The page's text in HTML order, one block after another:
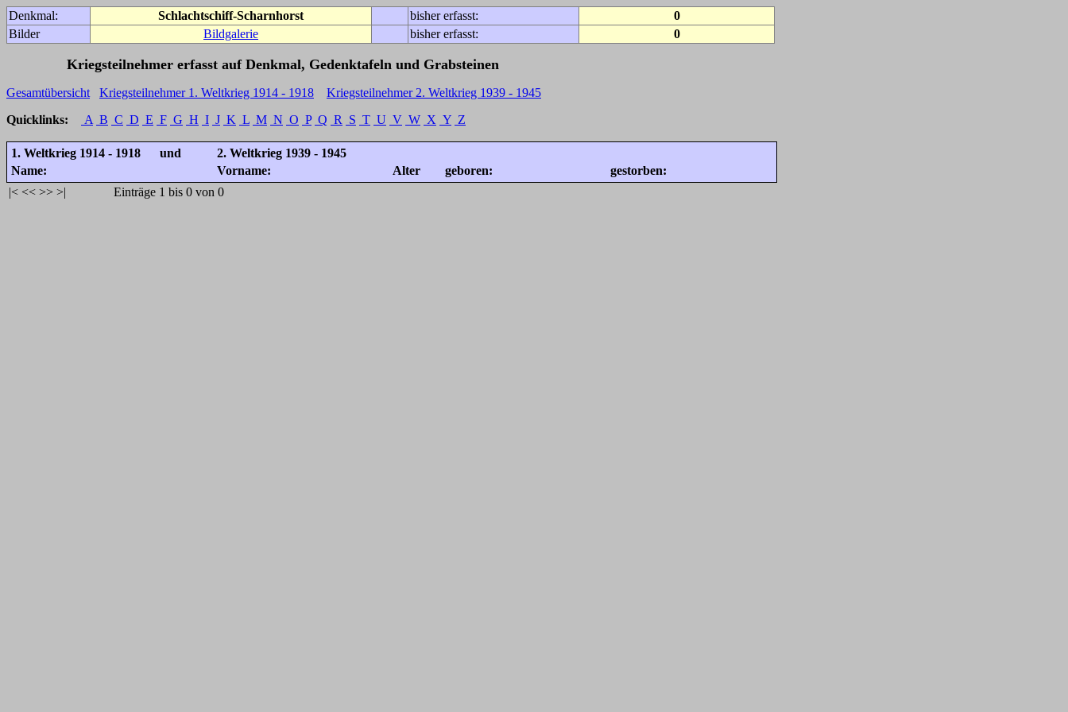
Denkmal: Schlachtschiff-Scharnhorst bisher erfasst:
0
Bilder
Bildgalerie bisher erfasst: 0
Kriegsteilnehmer erfasst auf Denkmal, Gedenktafeln und Grabsteinen
Gesamtübersicht Kriegsteilnehmer 1. Weltkrieg 1914 - 1918
Kriegsteilnehmer 2. Weltkrieg 1939 - 1945
Quicklinks:
A B C D E F G H I J K L M N O P Q R S T U V W X Y Z
1. Weltkrieg 1914 - 1918 und
2. Weltkrieg 1939 - 1945
Name:
Vorname: Alter geboren:
gestorben:
|< << >> >| Einträge 1 bis 0 von 0